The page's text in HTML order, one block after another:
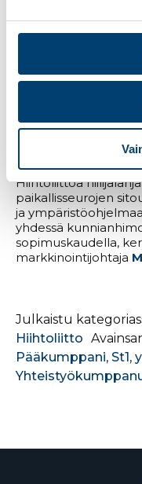
kulkea jo 21 vuotta
kumppanina, mihin
avoimuus,
syventynyt vahvaksi
löytämään yhdessä
kumppaneina kuin
mahdollistaminen,
painopistealueena
Hiihtoliittoa
paikallisseurojen
ja
yhdessä
sopimuskaudella,
markkinointijohtaja
Julkaistu
Hiihtoliitto
Pääkumppani, St1 ,